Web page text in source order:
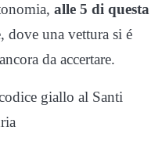
alle 5 di questa
dove una vettura si é
da accertare.
giallo al Santi